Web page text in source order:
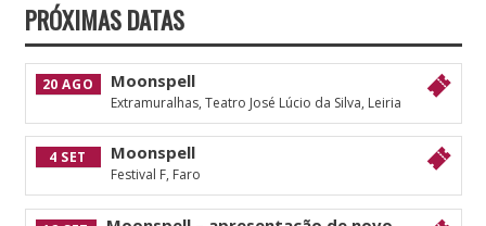
PRÓXIMAS DATAS
20 AGO Moonspell
Extramuralhas, Teatro José Lúcio da Silva, Leiria
4 SET Moonspell
Festival F, Faro